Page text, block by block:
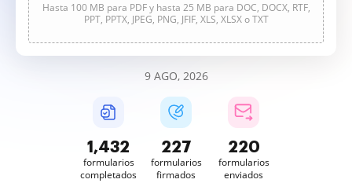
Hasta 100 MB para PDF y hasta 25 MB para DOC, DOCX, RTF,
PPT, PPTX, JPEG, PNG, JFIF, XLS, XLSX o TXT
9 AGO, 2026
1,432
formularios
completados
227
formularios
firmados
220
formularios
enviados